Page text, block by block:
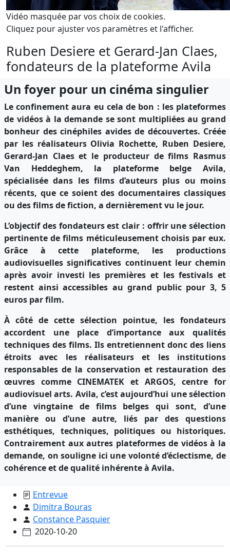
Vidéo masquée par vos choix de cookies.
Cliquez pour ajuster vos paramètres et l'afficher.
Ruben Desiere et Gerard-Jan Claes,
fondateurs de la plateforme Avila
Un foyer pour un cinéma singulier
Le confinement aura eu cela de bon : les plateformes
de vidéos à la demande se sont multipliées au grand
bonheur des cinéphiles avides de découvertes. Créée
par les réalisateurs Olivia Rochette, Ruben Desiere,
Gerard-Jan Claes et le producteur de films Rasmus
Van Heddeghem, la plateforme belge Avila,
spécialisée dans les films d’auteurs plus ou moins
récents, que ce soient des documentaires classiques
ou des films de fiction, a dernièrementvu le jour.
L’objectif des fondateurs est clair : offrir une sélection
pertinente de films méticuleusement choisis par eux.
Grâce à cette plateforme, les productions
audiovisuelles significatives continuent leur chemin
après avoir investi les premières et les festivals et
restent ainsi accessibles au grand public pour 3, 5
euros par film.
À côté de cette sélection pointue, les fondateurs
accordent une place d’importance aux qualités
techniques des films. Ils entretiennent donc des liens
étroits avec les réalisateurs et les institutions
responsables de la conservation et restauration des
œuvres comme CINEMATEK et ARGOS, centre for
audiovisuel arts. Avila, c’est aujourd’hui une sélection
d’une vingtaine de films belges qui sont, d’une
manière ou d’une autre, liés par des questions
esthétiques, techniques, politiques ou historiques.
Contrairement aux autres plateformes de vidéos à la
demande, on souligne ici une volonté d’éclectisme, de
cohérence et de qualité inhérente à Avila.
Entrevue
Dimitra Bouras
Constance Pasquier
2020-10-20